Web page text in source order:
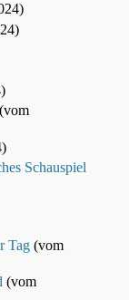
Schauspiel
Tag(vom
(vom